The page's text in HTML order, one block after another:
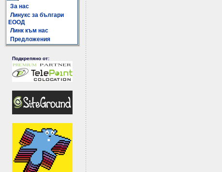
За нас
Линукс за българи
ЕООД
Линк към нас
Предложения
Подкрепяно от: